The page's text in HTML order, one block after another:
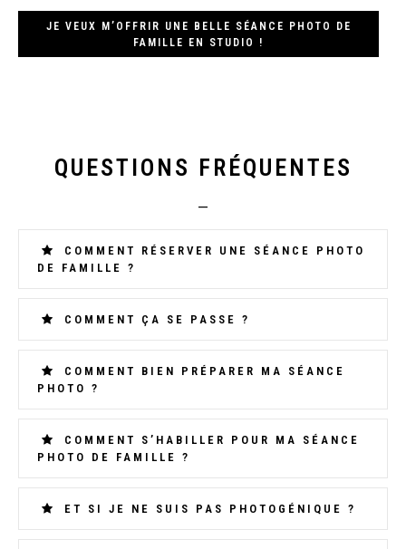
JE VEUX M’OFFRIR UNE BELLE SÉANCE PHOTO DE
FAMILLE EN STUDIO !
QUESTIONS FRÉQUENTES
—
COMMENT RÉSERVER UNE SÉANCE PHOTO
DE FAMILLE ?
COMMENT ÇA SE PASSE ?
COMMENT BIEN PRÉPARER MA SÉANCE
PHOTO ?
COMMENT S’HABILLER POUR MA SÉANCE
PHOTO DE FAMILLE ?
ET SI JE NE SUIS PAS PHOTOGÉNIQUE ?